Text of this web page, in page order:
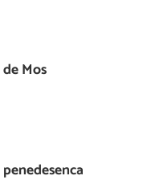
Mos